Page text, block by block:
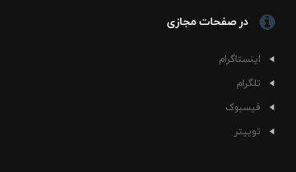
در صفحات مجازی
اینستاگرام
تلگرام
فیسبوک
توییتر